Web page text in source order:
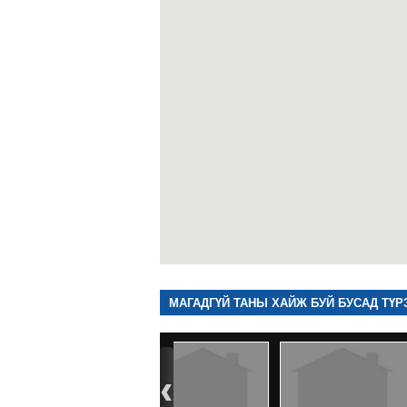
МАГАДГҮЙ ТАНЫ ХАЙЖ БУЙ БУСАД